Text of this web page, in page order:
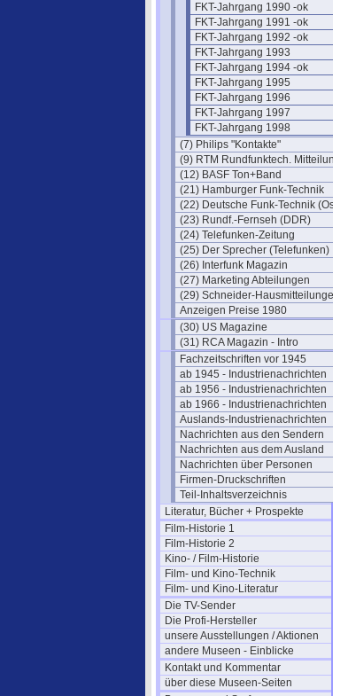
FKT-Jahrgang 1990 -ok
FKT-Jahrgang 1991 -ok
FKT-Jahrgang 1992 -ok
FKT-Jahrgang 1993
FKT-Jahrgang 1994 -ok
FKT-Jahrgang 1995
FKT-Jahrgang 1996
FKT-Jahrgang 1997
FKT-Jahrgang 1998
(7) Philips "Kontakte"
(9) RTM Rundfunktech. Mitteilungen
(12) BASF Ton+Band
(21) Hamburger Funk-Technik
(22) Deutsche Funk-Technik (Ost)
(23) Rundf.-Fernseh (DDR)
(24) Telefunken-Zeitung
(25) Der Sprecher (Telefunken)
(26) Interfunk Magazin
(27) Marketing Abteilungen
(29) Schneider-Hausmitteilungen
Anzeigen Preise 1980
(30) US Magazine
(31) RCA Magazin - Intro
Fachzeitschriften vor 1945
ab 1945 - Industrienachrichten
ab 1956 - Industrienachrichten
ab 1966 - Industrienachrichten
Auslands-Industrienachrichten
Nachrichten aus den Sendern
Nachrichten aus dem Ausland
Nachrichten über Personen
Firmen-Druckschriften
Teil-Inhaltsverzeichnis
Literatur, Bücher + Prospekte
Film-Historie 1
Film-Historie 2
Kino- / Film-Historie
Film- und Kino-Technik
Film- und Kino-Literatur
Die TV-Sender
Die Profi-Hersteller
unsere Ausstellungen / Aktionen
andere Museen - Einblicke
Kontakt und Kommentar
über diese Museen-Seiten